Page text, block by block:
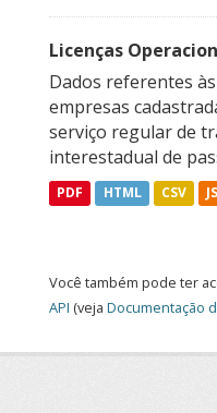
Licenças
Dados referentes
empresas
serviço regular de
interestadual de
PDF HTML CSV
Você também pode ter
API (veja Documentação